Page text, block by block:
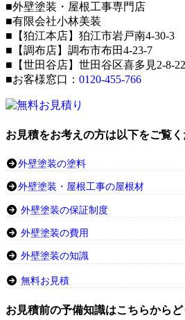
■外壁塗装・屋根工事専門店
■有限会社小林美装
■【狛江本店】狛江市岩戸南4-30-3
■【調布店】調布市布田4-23-7
■【世田谷店】世田谷区喜多見2-8-22
■お客様窓口： 0120-455-766
お見積をお考えの方は以下をご覧
外壁塗装の塗料
外壁塗装・屋根工事の屋根材
外壁塗装の保証制度
外壁塗装の費用
外壁塗装の知識
無料お見積
お見積前の予備知識はこちらから